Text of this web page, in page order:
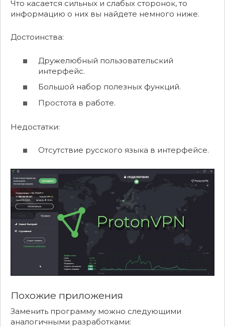
Что касается сильных и слабых сторонок, то
информацию о них вы найдете немного ниже.
Достоинства:
Дружелюбный пользовательский
интерфейс.
Большой набор полезных функций.
Простота в работе.
Недостатки:
Отсутствие русского языка в интерфейсе.
Похожие приложения
Заменить программу можно следующими
аналогичными разработками: